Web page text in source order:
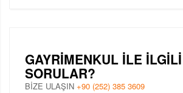
GAYRIMENKUL ILE ILGILI
SORULAR?
BİZE ULAŞIN +90 (252) 385 3609